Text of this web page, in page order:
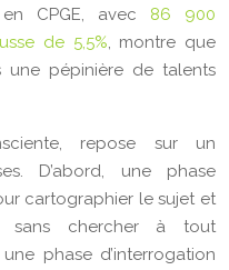
CPGE, avec 86 900
de 5,5%, montre que
pépinière de talents
repose sur un
D’abord, une phase
cartographier le sujet et
sans chercher à tout
phase d’interrogation